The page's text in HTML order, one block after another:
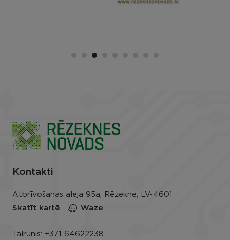
Kontakti
Atbrīvošanas aleja 95a, Rēzekne, LV-4601
Skatīt kartē
Waze
Tālrunis: +371 64622238